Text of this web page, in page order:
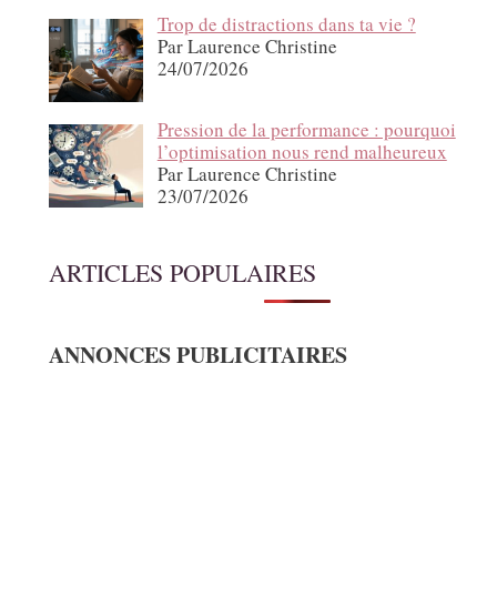
Trop de distractions dans ta vie ?
Par Laurence Christine
24/07/2026
Pression de la performance : pourquoi
l’optimisation nous rend malheureux
Par Laurence Christine
23/07/2026
ARTICLES POPULAIRES
ANNONCES PUBLICITAIRES